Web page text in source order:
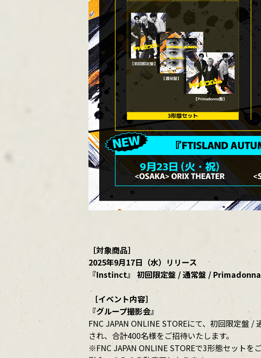
［対象商品］
2025年9月17日（水）リリース
『Instinct』 初回限定盤 / 通常盤 /
［イベント内容］
『グループ撮影会』
FNC JAPAN ONLINE STOREにて、初回限定盤
され、合計400名様をご招待いたします。
※FNC JAPAN ONLINE STOREで3形態セット